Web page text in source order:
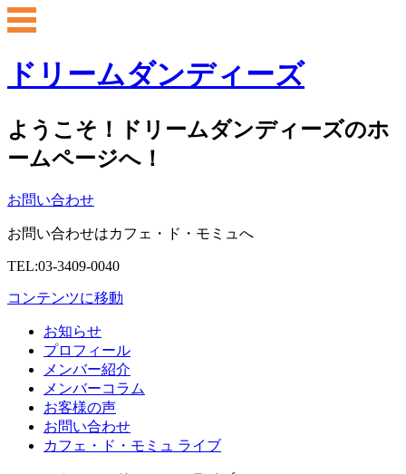
ドリームダンディーズ
ようこそ！ドリームダンディーズのホ
ームページへ！
お問い合わせ
お問い合わせはカフェ・ド・モミュへ
TEL:03-3409-0040
コンテンツに移動
お知らせ
プロフィール
メンバー紹介
メンバーコラム
お客様の声
お問い合わせ
カフェ・ド・モミュ ライブ